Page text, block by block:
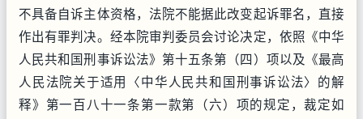
不具备自诉主体资格，法院不能据此改变起诉罪名，直接
作出有罪判决。经本院审判委员会讨论决定，依照《中华
人民共和国刑事诉讼法》第十五条第（四）项以及《最高
人民法院关于适用〈中华人民共和国刑事诉讼法〉的解
释》第一百八十一条第一款第（六）项的规定，裁定如